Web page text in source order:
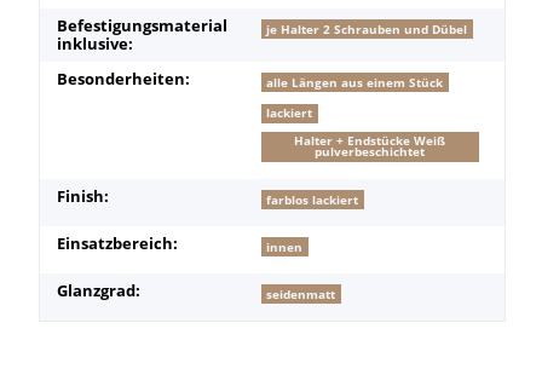
Befestigungsmaterial
inklusive:
je Halter 2 Schrauben und Dübel
Besonderheiten:
alle Längen aus einem Stück
lackiert
Halter + Endstücke Weiß
pulverbeschichtet
Finish: farblos lackiert
Einsatzbereich: innen
Glanzgrad: seidenmatt